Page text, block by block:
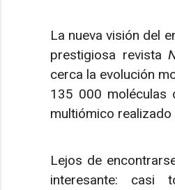
La nueva visión del
prestigiosa revista
cerca la evolución
135 000 moléculas
multiómico
Lejos de
interesante: casi